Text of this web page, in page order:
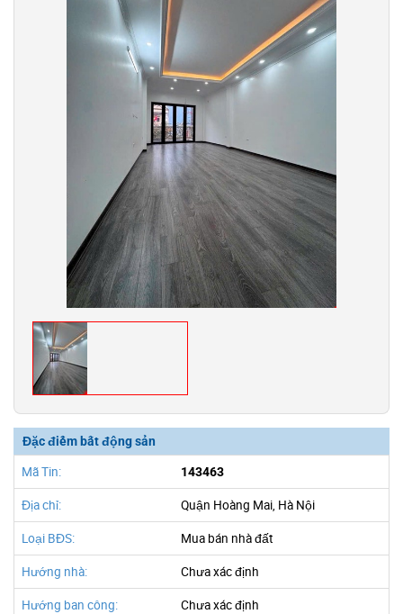
Đặc điểm bất động sản
Mã Tin: 143463
Địa chỉ: Quận Hoàng Mai, Hà Nội
Loại BĐS: Mua bán nhà đất
Hướng nhà: Chưa xác định
Hướng ban công: Chưa xác định